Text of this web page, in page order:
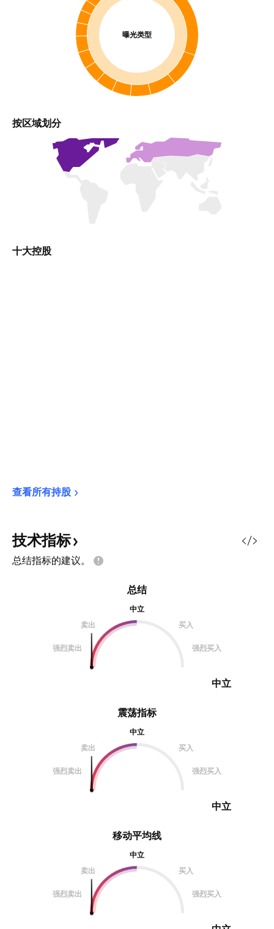
曝光类型
按区域划分
十大控股
查看所有持股
技术指标
总结指标的建议。
震荡指标
中立
卖出
买入
强烈卖出 强烈买入
中立
总结
中立
卖出
买入
强烈卖出 强烈买入
中立
移动平均线
中立
卖出
买入
强烈卖出 强烈买入